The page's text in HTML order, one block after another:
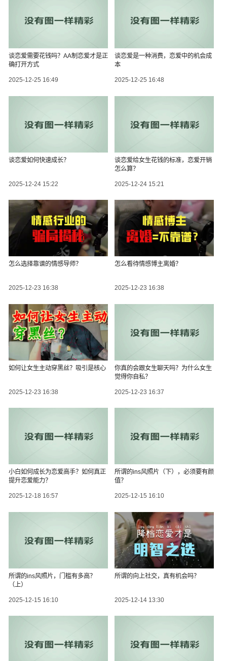
谈恋爱需要花钱吗？AA制恋爱才是正
确打开方式
2025-12-25 16:49
谈恋爱是一种消费，恋爱中的机会成
本
2025-12-25 16:48
谈恋爱如何快速成长？
2025-12-24 15:22
谈恋爱给女生花钱的标准，恋爱开销
怎么算？
2025-12-24 15:21
怎么选择靠谱的情感导师？
2025-12-23 16:38
怎么看待情感博主离婚？
2025-12-23 16:38
如何让女生主动穿黑丝？吸引是核心
2025-12-23 16:38
你真的会跟女生聊天吗？为什么女生
觉得你自私？
2025-12-23 16:37
小白如何成长为恋爱高手？如何真正
提升恋爱能力？
2025-12-18 16:57
所谓的ins风照片（下），必须要有颜
值？
2025-12-15 16:10
所谓的ins风照片，门槛有多高？
（上）
2025-12-15 16:10
所谓的向上社交，真有机会吗？
2025-12-14 13:30